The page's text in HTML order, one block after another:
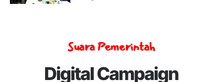
Suara Pemerintah
Digital Campaign